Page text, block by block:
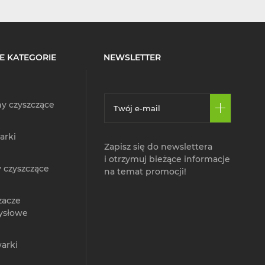
KATEGORIE
czyszczące
NEWSLETTER
Zapisz się do newslettera
i otrzymuj bieżące informacje
na temat promocji!